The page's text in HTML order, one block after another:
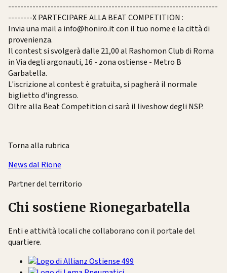
---------------------------------------------------------------------
--------XPARTECIPARE ALLA BEAT COMPETITION :
Invia una mail a info@honiro.it con il tuo nome e la città di
provenienza.
Il contest si svolgerà dalle 21,00 al Rashomon Club di Roma
in Via degli argonauti, 16 - zona ostiense - Metro B
Garbatella.
L'iscrizione al contest è gratuita, si pagherà il normale
biglietto d'ingresso.
Oltre alla Beat Competition ci sarà il liveshow degli NSP.
Torna alla rubrica
News dal Rione
Partner del territorio
Chi sostiene Rionegarbatella
Enti e attività locali che collaborano con il portale del
quartiere.